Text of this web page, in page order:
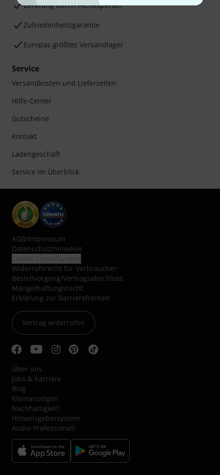
Beratung durch Fachexperten
Zufriedenheitsgarantie
Europas größtes Versandlager
Service
Versandkosten und Lieferzeiten
Hilfe-Center
Gutscheine
Kontakt
Ladengeschäft
Service im Überblick
AGB/Impressum
Datenschutzhinweise
Widerrufsrecht für Verbraucher
Bestellvorgang/Vertragsabschluss
Mängelhaftungsrecht
Erklärung zur Barrierefreiheit
Vertrag widerrufen
Über uns
Jobs & Karriere
Blog
Kleinanzeigen
Nachhaltigkeit
Hinweisgebersystem
Audio Professionell